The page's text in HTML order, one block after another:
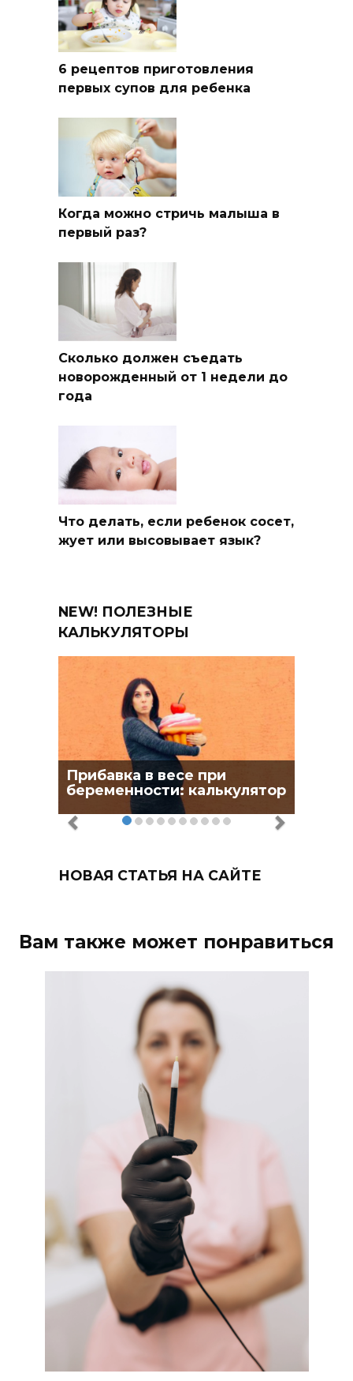
6 рецептов приготовления
первых супов для ребенка
Когда можно стричь малыша в
первый раз?
Сколько должен съедать
новорожденный от 1 недели до
года
Что делать, если ребенок сосет,
жует или высовывает язык?
NEW! ПОЛЕЗНЫЕ
КАЛЬКУЛЯТОРЫ
Прибавка в весе при
беременности: калькулятор
НОВАЯ СТАТЬЯ НА САЙТЕ
Вам также может понравиться